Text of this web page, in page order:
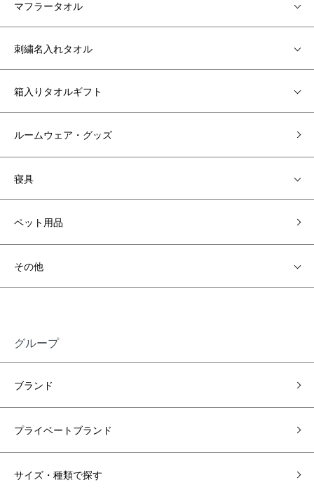
マフラータオル
刺繍名入れタオル
箱入りタオルギフト
ルームウェア・グッズ
寝具
ペット用品
その他
グループ
ブランド
プライベートブランド
サイズ・種類で探す